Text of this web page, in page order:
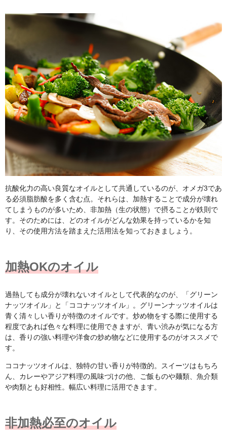
抗酸化力の高い良質なオイルとして共通しているのが、オメガ3であ
る必須脂肪酸を多く含む点。それらは、加熱することで成分が壊れ
てしまうものが多いため、非加熱（生の状態）で摂ることが鉄則で
す。そのためには、どのオイルがどんな効果を持っているかを知
り、その使用方法を踏まえた活用法を知っておきましょう。
加熱OKのオイル
過熱しても成分が壊れないオイルとして代表的なのが、「グリーン
ナッツオイル」と「ココナッツオイル」。グリーンナッツオイルは
青く清々しい香りが特徴のオイルです。炒め物をする際に使用する
程度であれば色々な料理に使用できますが、青い渋みが気になる方
は、香りの強い料理や洋食の炒め物などに使用するのがオススメで
す。
ココナッツオイルは、独特の甘い香りが特徴的。スイーツはもちろ
ん、カレーやアジア料理の風味づけの他、ご飯ものや麺類、魚介類
や肉類とも好相性。幅広い料理に活用できます。
非加熱必至のオイル